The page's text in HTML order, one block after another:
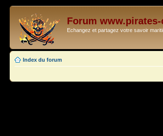
Forum
Echangez et partagez votre savoir
Index du forum